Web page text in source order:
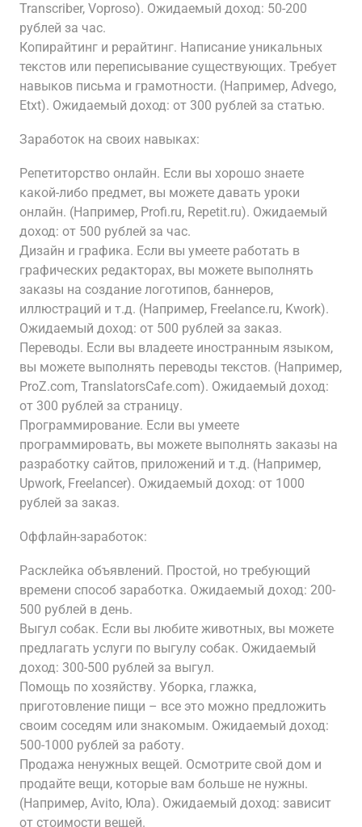
Transcriber, Voproso). Ожидаемый доход: 50-200
рублей за час.
Копирайтинг и рерайтинг. Написание уникальных
текстов или переписывание существующих. Требует
навыков письма и грамотности. (Например, Advego,
Etxt). Ожидаемый доход: от 300 рублей за статью.
Заработок на своих навыках:
Репетиторство онлайн. Если вы хорошо знаете
какой-либо предмет, вы можете давать уроки
онлайн. (Например, Profi.ru, Repetit.ru). Ожидаемый
доход: от 500 рублей за час.
Дизайн и графика. Если вы умеете работать в
графических редакторах, вы можете выполнять
заказы на создание логотипов, баннеров,
иллюстраций и т.д. (Например, Freelance.ru, Kwork).
Ожидаемый доход: от 500 рублей за заказ.
Переводы. Если вы владеете иностранным языком,
вы можете выполнять переводы текстов. (Например,
ProZ.com, TranslatorsCafe.com). Ожидаемый доход:
от 300 рублей за страницу.
Программирование. Если вы умеете
программировать, вы можете выполнять заказы на
разработку сайтов, приложений и т.д. (Например,
Upwork, Freelancer). Ожидаемый доход: от 1000
рублей за заказ.
Оффлайн-заработок:
Расклейка объявлений. Простой, но требующий
времени способ заработка. Ожидаемый доход: 200-
500 рублей в день.
Выгул собак. Если вы любите животных, вы можете
предлагать услуги по выгулу собак. Ожидаемый
доход: 300-500 рублей за выгул.
Помощь по хозяйству. Уборка, глажка,
приготовление пищи – все это можно предложить
своим соседям или знакомым. Ожидаемый доход:
500-1000 рублей за работу.
Продажа ненужных вещей. Осмотрите свой дом и
продайте вещи, которые вам больше не нужны.
(Например, Avito, Юла). Ожидаемый доход: зависит
от стоимости вещей.